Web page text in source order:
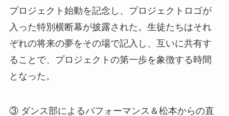
プロジェクト始動を記念し、プロジェクトロゴが
入った特別横断幕が披露された。生徒たちはそれ
ぞれの将来の夢をその場で記入し、互いに共有す
ることで、プロジェクトの第一歩を象徴する時間
となった。
③ ダンス部によるパフォーマンス＆松本からの直